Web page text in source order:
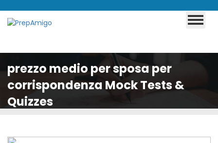
prezzo medio per sposa per
corrispondenza Mock Tests &
Quizzes